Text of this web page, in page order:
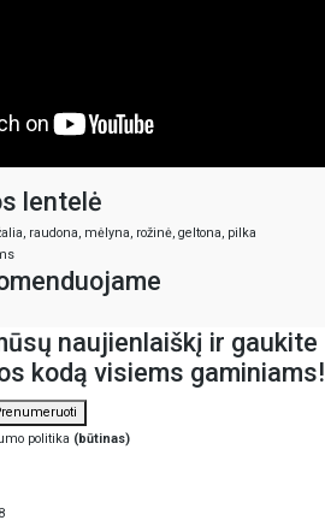
lentelė
raudona, mėlyna, rožinė, geltona, pilka
naujienlaiškį ir gaukite
kodą visiems gaminiams!
politika (būtinas)